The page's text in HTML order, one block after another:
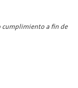
cumplimiento a fin de